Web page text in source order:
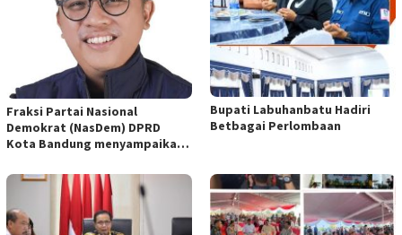
Fraksi Partai Nasional
Demokrat (NasDem) DPRD
Kota Bandung menyampaikan
empat Rancangan Peraturan
Daerah (Raperda) yang
diajukan Pemerintah Kota
Bandung
Bupati Labuhanbatu Hadiri
Betbagai Perlombaan